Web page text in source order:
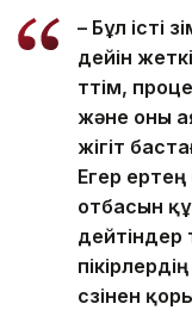
– Бұл істі
дейін
өттім,
және оны
жігіт
Егер ертең
отбасын
дейтіндер
сөзінен